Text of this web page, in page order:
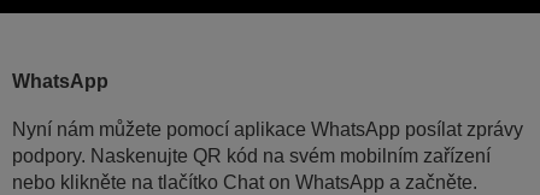
WhatsApp
Nyní nám můžete pomocí aplikace WhatsApp posílat zprávy
podpory. Naskenujte QR kód na svém mobilním zařízení
nebo klikněte na tlačítko Chat on WhatsApp a začněte.